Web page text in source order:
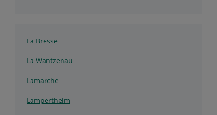
La Bresse
La Wantzenau
Lamarche
Lampertheim